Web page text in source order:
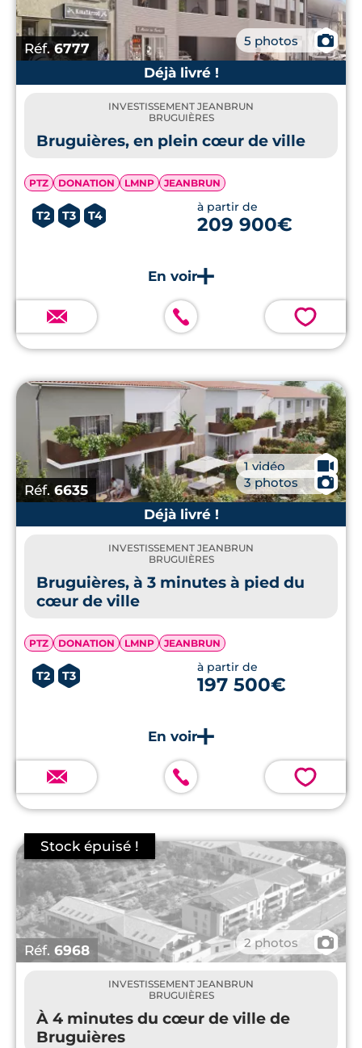
Réf.6777 5 photos
📷
Déjà livré !
INVESTISSEMENT JEANBRUN
BRUGUIÈRES
Bruguières, en plein cœur de ville
PTZ DONATION LMNP JEANBRUN
T2 T3 T4
à partir de
209 900€
💗
Réf. 6635
1 vidéo 🎥
3 photos
📷
Déjà livré !
INVESTISSEMENT JEANBRUN
BRUGUIÈRES
Bruguières, à 3 minutes à pied du
cœur de ville
PTZ DONATION LMNP JEANBRUN
T2 T3
à partir de
197 500€
💗
Réf. 6968 2 photos 📷
INVESTISSEMENT JEANBRUN
BRUGUIÈRES
À 4 minutes du cœur de ville de
Bruguières